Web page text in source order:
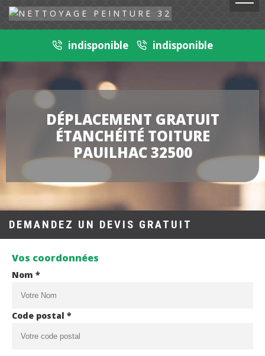
indisponible indisponible
DÉPLACEMENT GRATUIT
ÉTANCHÉITÉ TOITURE
PAUILHAC 32500
DEMANDEZ UN DEVIS GRATUIT
Vos coordonnées
Nom *
Code postal *